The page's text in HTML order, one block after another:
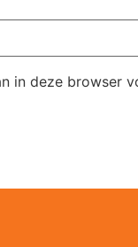
in deze browser